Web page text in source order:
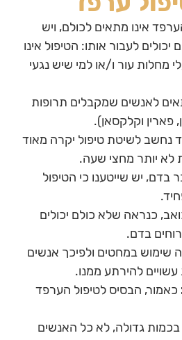
אינו מתאים לכולם, ויש
לעבור אותו: הטיפול אינו
מחלות עור ו/או למי שיש נגעי
לאנשים שמקבלים תרופות
פארין וקלקסאן).
נחשב לשיטת טיפול יקרה מאוד
לא יותר מחצי שעה.
בדם, יש שייטענו כי הטיפול
כנראה שלא כולם יכולים
בדם.
שימוש במחטים ולפיכך אנשים
להירתע ממנו.
כאמור, הבסיס לטיפול הערפד
גדולה, לא כל האנשים